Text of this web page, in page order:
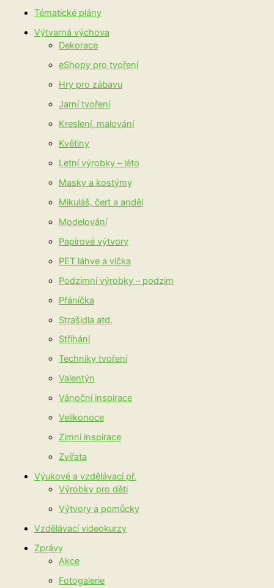
Tématické plány
Výtvarná výchova
Dekorace
eShopy pro tvoření
Hry pro zábavu
Jarní tvoření
Kreslení, malování
Květiny
Letní výrobky – léto
Masky a kostýmy
Mikuláš, čert a anděl
Modelování
Papírové výtvory
PET láhve a víčka
Podzimní výrobky – podzim
Přáníčka
Strašidla atd.
Stříhání
Techniky tvoření
Valentýn
Vánoční inspirace
Velikonoce
Zimní inspirace
Zvířata
Výukové a vzdělávací př.
Výrobky pro děti
Výtvory a pomůcky
Vzdělávací videokurzy
Zprávy
Akce
Fotogalerie